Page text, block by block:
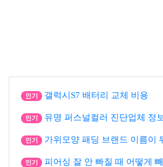
인기 갤럭시S7 배터리 교체 비용
인기 유명 퍼스널컬러 진단업체 정
인기 가위모양 패딩 브랜드 이름이
인기 피어싱 잘 안 빠질 때 어떻게